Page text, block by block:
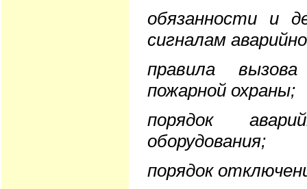
обязанности и
сигналам
правила
пожарной охраны;
порядок
оборудования;
порядок